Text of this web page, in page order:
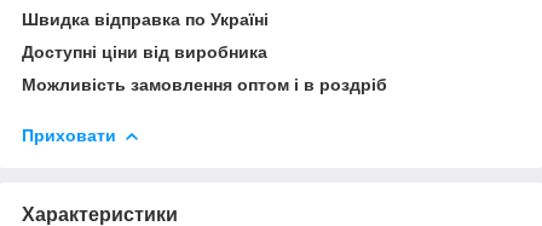
Швидка відправка по Україні
Доступні ціни від виробника
Можливість замовлення оптом і в роздріб
Приховати
Характеристики